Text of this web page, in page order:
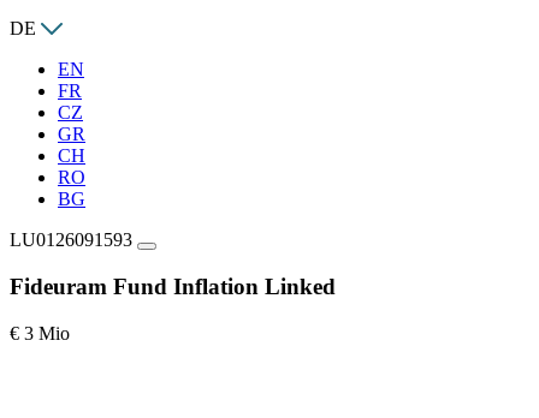
DE
EN
FR
CZ
GR
CH
RO
BG
LU0126091593
Fideuram Fund Inflation Linked
€ 3 Mio